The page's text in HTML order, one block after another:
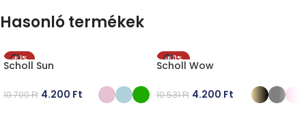
Hasonló termékek
-61%
Scholl Sun
10.700Ft 4.200 Ft
-60%
Scholl Wow
10.531Ft 4.200 Ft